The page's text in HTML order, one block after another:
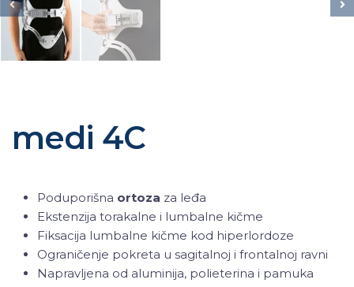
medi 4C
Poduporišna ortoza za leđa
Ekstenzija torakalne i lumbalne kičme
Fiksacija lumbalne kičme kod hiperlordoze
Ograničenje pokreta u sagitalnoj i frontalnoj ravni
Napravljena od aluminija, polieterina i pamuka